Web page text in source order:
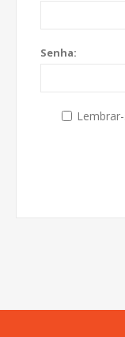
Senha: